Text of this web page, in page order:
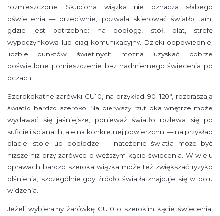
rozmieszczone. Skupiona wiązka nie oznacza słabego
oświetlenia — przeciwnie, pozwala skierować światło tam,
gdzie jest potrzebne: na podłogę, stół, blat, strefę
wypoczynkową lub ciąg komunikacyjny. Dzięki odpowiedniej
liczbie punktów świetlnych można uzyskać dobrze
doświetlone pomieszczenie bez nadmiernego świecenia po
oczach.
Szerokokątne żarówki GU10, na przykład 90–120°, rozpraszają
światło bardzo szeroko. Na pierwszy rzut oka wnętrze może
wydawać się jaśniejsze, ponieważ światło rozlewa się po
suficie i ścianach, ale na konkretnej powierzchni — na przykład
blacie, stole lub podłodze — natężenie światła może być
niższe niż przy żarówce o węższym kącie świecenia. W wielu
oprawach bardzo szeroka wiązka może też zwiększać ryzyko
olśnienia, szczególnie gdy źródło światła znajduje się w polu
widzenia.
Jeżeli wybieramy żarówkę GU10 o szerokim kącie świecenia,